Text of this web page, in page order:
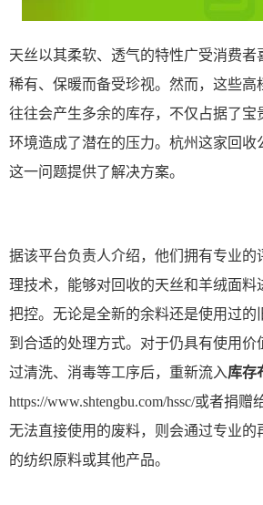
天丝以其柔软、透气的特性广受消费者
稀有、保暖而备受珍视。然而，这些高
往往会产生多余的库存，不仅占据了宝
环境造成了潜在的压力。杭州这家回收
这一问题提供了解决方案。
据该平台负责人介绍，他们拥有专业的
理技术，能够对回收的天丝和羊绒面料
把控。无论是全新的余料还是使用过的
到合适的处理方式。对于仍具有使用价
过清洗、消毒等工序后，重新流入库存
https://www.shtengbu.com/hssc/或者捐
无法直接使用的废料，则会通过专业的
的纺织原料或其他产品。